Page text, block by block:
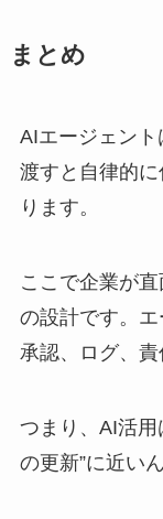
まとめ
AIエージェン
渡すと自律的
ります。
ここで企業が
の設計です。エ
承認、ログ、責
つまり、AI活用
の更新”に近い